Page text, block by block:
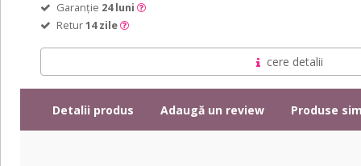
Garanție 24 luni
Retur14 zile
cere detalii
Detalii produs Adaugă un review Produse